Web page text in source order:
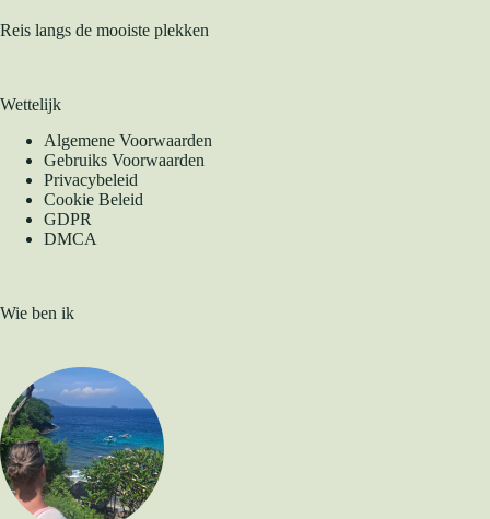
Reis langs de mooiste plekken
Wettelijk
Algemene Voorwaarden
Gebruiks Voorwaarden
Privacybeleid
Cookie Beleid
GDPR
DMCA
Wie ben ik